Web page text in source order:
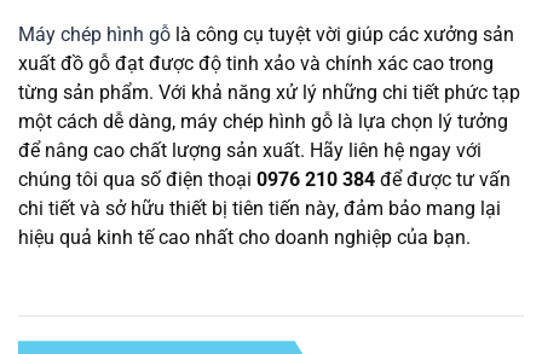
Máy chép hình gỗ là công cụ tuyệt vời giúp các xưởng sản
xuất đồ gỗ đạt được độ tinh xảo và chính xác cao trong
từng sản phẩm. Với khả năng xử lý những chi tiết phức tạp
một cách dễ dàng, máy chép hình gỗ là lựa chọn lý tưởng
để nâng cao chất lượng sản xuất. Hãy liên hệ ngay với
chúng tôi qua số điện thoại 0976 210 384 để được tư vấn
chi tiết và sở hữu thiết bị tiên tiến này, đảm bảo mang lại
hiệu quả kinh tế cao nhất cho doanh nghiệp của bạn.